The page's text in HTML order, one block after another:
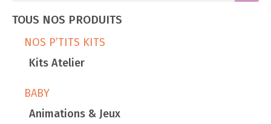
TOUS NOS PRODUITS
NOS P’TITS KITS
Kits Atelier
BABY
Animations & Jeux